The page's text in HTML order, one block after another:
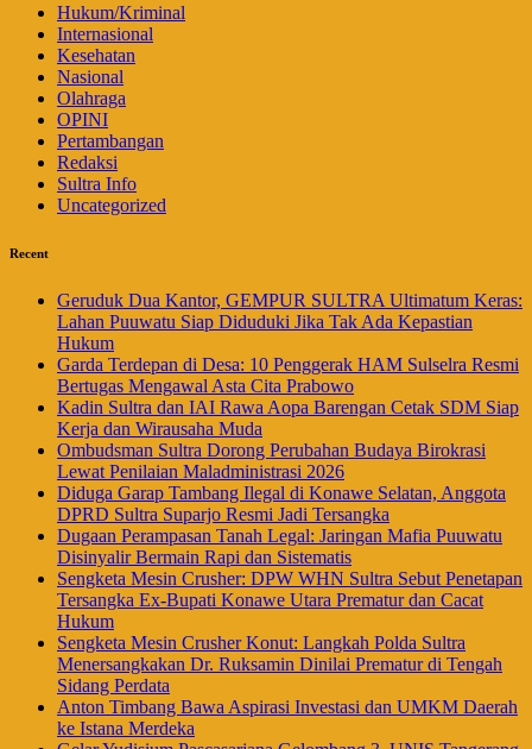
Hukum/Kriminal
Internasional
Kesehatan
Nasional
Olahraga
OPINI
Pertambangan
Redaksi
Sultra Info
Uncategorized
Recent
Geruduk Dua Kantor, GEMPUR SULTRA Ultimatum Keras:
Lahan Puuwatu Siap Diduduki Jika Tak Ada Kepastian
Hukum
Garda Terdepan di Desa: 10 Penggerak HAM Sulselra Resmi
Bertugas Mengawal Asta Cita Prabowo
Kadin Sultra dan IAI Rawa Aopa Barengan Cetak SDM Siap
Kerja dan Wirausaha Muda
Ombudsman Sultra Dorong Perubahan Budaya Birokrasi
Lewat Penilaian Maladministrasi 2026
Diduga Garap Tambang Ilegal di Konawe Selatan, Anggota
DPRD Sultra Suparjo Resmi Jadi Tersangka
Dugaan Perampasan Tanah Legal: Jaringan Mafia Puuwatu
Disinyalir Bermain Rapi dan Sistematis
Sengketa Mesin Crusher: DPW WHN Sultra Sebut Penetapan
Tersangka Ex-Bupati Konawe Utara Prematur dan Cacat
Hukum
Sengketa Mesin Crusher Konut: Langkah Polda Sultra
Menersangkakan Dr. Ruksamin Dinilai Prematur di Tengah
Sidang Perdata
Anton Timbang Bawa Aspirasi Investasi dan UMKM Daerah
ke Istana Merdeka